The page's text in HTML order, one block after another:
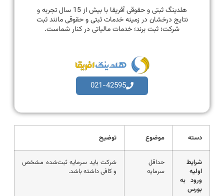
هلدینگ ثبتی و حقوقی آفریقا با بیش از 15 سال تجربه و
نتایج درخشان در زمینه خدمات ثبتی و حقوقی مانند ثبت
شرکت؛ ثبت برند؛ خدمات مالیاتی در کنار شماست.
021-42595
دسته موضوع توضیح
شرایط
اولیه
ورود به
بورس
حداقل
سرمایه
شرکت باید سرمایه ثبت‌شده مشخص
و کافی داشته باشد.